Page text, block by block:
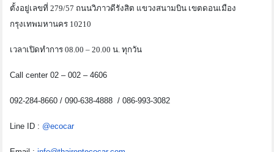
ตั้งอยู่เลขที่ 279/57 ถนนวิภาวดีรังสิต แขวงสนามบิน เขตดอนเมือง
กรุงเทพมหานคร 10210
เวลาเปิดทำการ 08.00 – 20.00 น. ทุกวัน
Call center 02 – 002 – 4606
092-284-8660 / 090-638-4888 / 086-993-3082
Line ID : @ecocar